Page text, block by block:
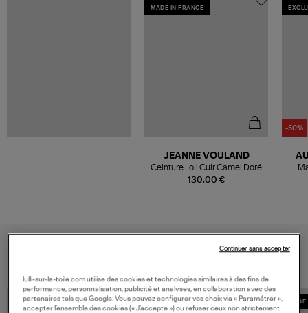
MADE IN FRANCE
130,00 €
JEANNE VOULAND
Ceinture Loli Cuir Camel Doré
-50%
lulli-sur-la-toile.com utilise des cookies et technologies similaires à des fins de
performance, personnalisation, publicité et analyses, en collaboration avec des
partenaires tels que Google. Vous pouvez configurer vos choix via « Paramétrer »,
accepter l’ensemble des cookies (« J’accepte ») ou refuser ceux non strictement
Continuer sans accepter